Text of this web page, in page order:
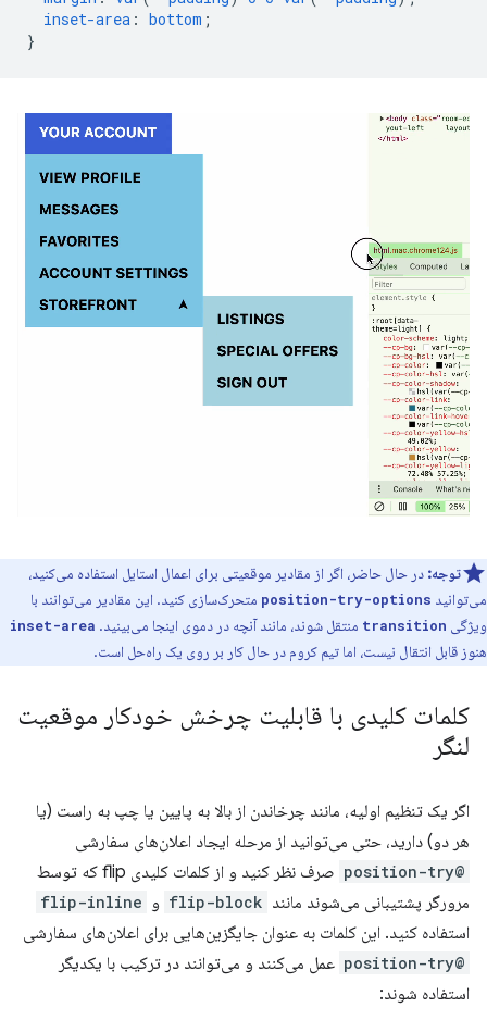
inset-area : bottom ;
}
توجه: در حال حاضر، اگر از مقادیر موقعیتی برای اعمال استایل استفاده می‌کنید،
می‌توانید position-try-options متحرک‌سازی کنید. این مقادیر می‌توانند با
ویژگی transition منتقل شوند، مانند آنچه در دموی اینجا می‌بینید. inset-area
هنوز قابل انتقال نیست، اما تیم کروم در حال کار بر روی یک راه‌حل است.
کلمات کلیدی با قابلیت چرخش خودکار موقعیت
لنگر
اگر یک تنظیم اولیه، مانند چرخاندن از بالا به پایین یا چپ به راست (یا
هر دو) دارید، حتی می‌توانید از مرحله ایجاد اعلان‌های سفارشی
@position-try
صرف نظر کنید و از کلمات کلیدی flip که توسط
مرورگر پشتیبانی می‌شوند مانند flip-block و flip-inline
استفاده کنید. این کلمات به عنوان جایگزین‌هایی برای اعلان‌های سفارشی
@position-try
عمل می‌کنند و می‌توانند در ترکیب با یکدیگر
استفاده شوند: